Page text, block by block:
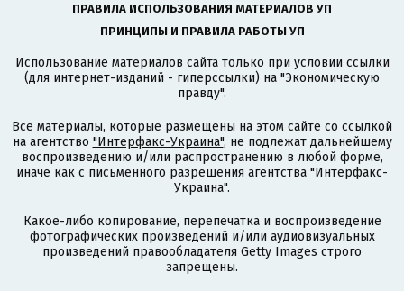
ПРАВИЛА ИСПОЛЬЗОВАНИЯ МАТЕРИАЛОВ УП
ПРИНЦИПЫ И ПРАВИЛА РАБОТЫ УП
Использование материалов сайта только при условии ссылки
(для интернет-изданий - гиперссылки) на "Экономическую
правду".
Все материалы, которые размещены на этом сайте со ссылкой
на агентство "Интерфакс-Украина", не подлежат дальнейшему
воспроизведению и/или распространению в любой форме,
иначе как с письменного разрешения агентства "Интерфакс-
Украина".
Какое-либо копирование, перепечатка и воспроизведение
фотографических произведений и/или аудиовизуальных
произведений правообладателя Getty Images строго
запрещены.